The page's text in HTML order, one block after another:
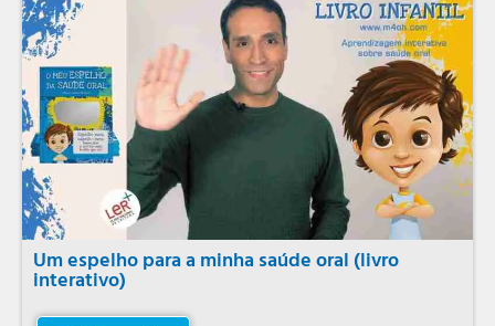
Um espelho para a minha saúde oral (livro
interativo)